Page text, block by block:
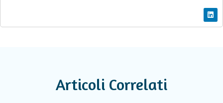
Articoli Correlati